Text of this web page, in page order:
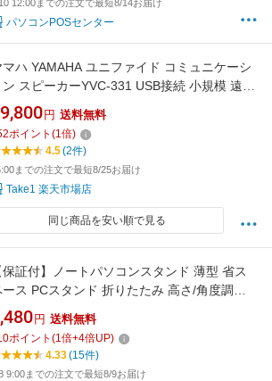
12:00までの注文で最短8/14お届け
パソコンPOSセンター
マハ YAMAHA ユニファイド コミュニケーシ
ン スピーカーYVC-331 USB接続 小規模 遠隔
議
円 送料無料
ポイント (1倍)
4.5(2件)
までの注文で最短8/25お届け
Take1 楽天市場店
同じ商品を安い順で見る
保証付】ノートパソコンスタンド 薄型 省ス
ース PCスタンド 折りたたみ 高さ/角度調整
能 人間工学設計 滑り止め付き アルミ合金製
ートパソコン スタンド無段階調整 パソコン
タンド タブレットスタンド ノートPC スタン
持ち運び コンパクト Macbook iPad kindle
円 送料無料
ポイント (1倍+4倍UP)
4.33(15件)
9:00までの注文で最短8/9お届け